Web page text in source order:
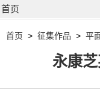
首页
首页 > 征集作品 > 平
永康